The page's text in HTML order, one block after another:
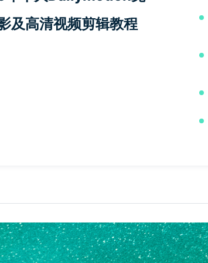
及高清视频剪辑教程